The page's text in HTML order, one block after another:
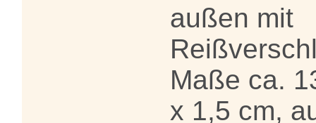
außen mit
Maße ca.
x 1,5 cm,